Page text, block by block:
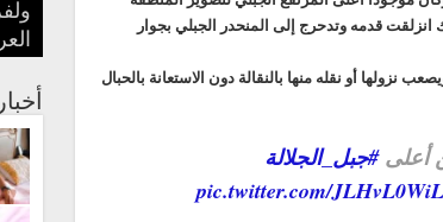
انزلقت قدمه وتدحرج إلى المنحدر الجبلي بجوار
أو نقله منها بالنقالة دون الاستعانة بالحبال
أعلى#جبل_الجلالة
pic.twitter.com/
في